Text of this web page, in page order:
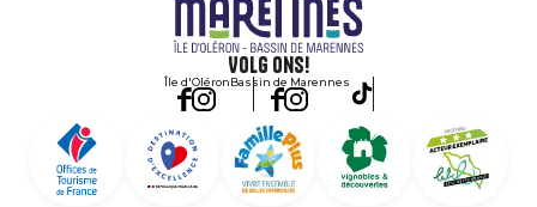
Volg ons!
Île d'OléronBassin de Marennes